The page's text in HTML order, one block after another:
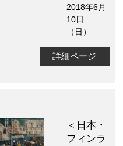
2018年6月
10日
（日）
詳細ページ
＜日本・
フィンラ